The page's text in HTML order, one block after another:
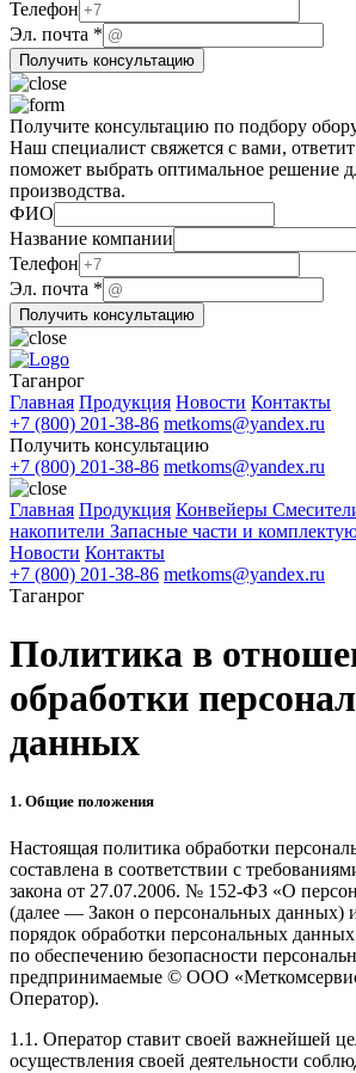
Телефон
почта
Название
Телефон
Эл. почта *
Получить консультацию
Получите консультацию по подбору
Наш специалист свяжется с вами,
поможет выбрать оптимальное решение
производства.
ФИО
Название компании
Телефон
компании
ФИО
почта
Эл. почта *
Получить консультацию
Таганрог
Главная Продукция Новости Контакты
+7 (800) 201-38-86 metkoms@yandex.ru
Получить консультацию
+7 (800) 201-38-86 metkoms@yandex.ru
Главная Продукция Конвейеры
накопители Запасные части и
Новости Контакты
+7 (800) 201-38-86 metkoms@yandex.ru
Таганрог
Политика в
обработки
данных
1. Общие положения
Настоящая политика обработки
составлена в соответствии с
закона от 27.07.2006. № 152-ФЗ «О
(далее — Закон о персональных данных)
порядок обработки персональных
по обеспечению безопасности
предпринимаемые © ООО
Оператор).
1.1. Оператор ставит своей важнейшей
осуществления своей деятельности